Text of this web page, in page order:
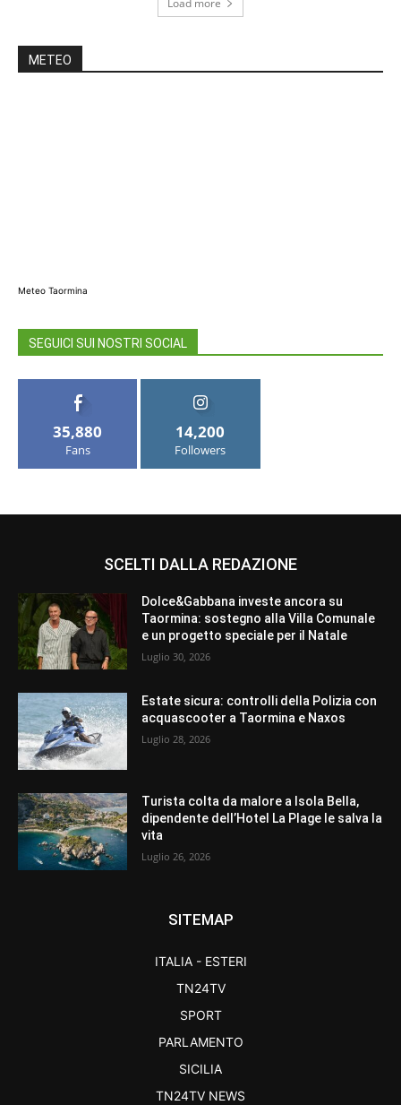
METEO
Meteo Taormina
SEGUICI SUI NOSTRI SOCIAL
35,880
Fans
14,200
Followers
SCELTI DALLA REDAZIONE
Dolce&Gabbana investe ancora su
Taormina: sostegno alla Villa Comunale
e un progetto speciale per il Natale
Luglio 30, 2026
Estate sicura: controlli della Polizia con
acquascooter a Taormina e Naxos
Luglio 28, 2026
Turista colta da malore a Isola Bella,
dipendente dell’Hotel La Plage le salva la
vita
Luglio 26, 2026
SITEMAP
ITALIA - ESTERI
TN24TV
SPORT
PARLAMENTO
SICILIA
TN24TV NEWS